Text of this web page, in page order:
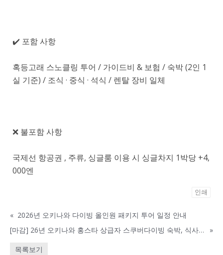
✔️ 포함 사항
​혹등고래 스노클링 투어 / 가이드비 & 보험 / 숙박 (2인 1
실 기준) / 조식 · 중식 · 석식 / 렌탈 장비 일체
❌ 불포함 사항
국제선 항공권 , 주류, 싱글룸 이용 시 싱글차지 1박당 +4,
000엔
인쇄
« 2026년 오키나와 다이빙 올인원 패키지 투어 일정 안내
[마감] 26년 오키나와 홍스타 상급자 스쿠버다이빙 숙박, 식사 올인원 패키지
»
목록보기